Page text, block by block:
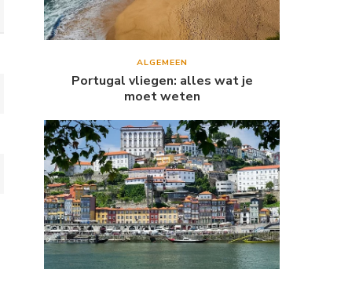
ALGEMEEN
Portugal vliegen: alles wat je
moet weten